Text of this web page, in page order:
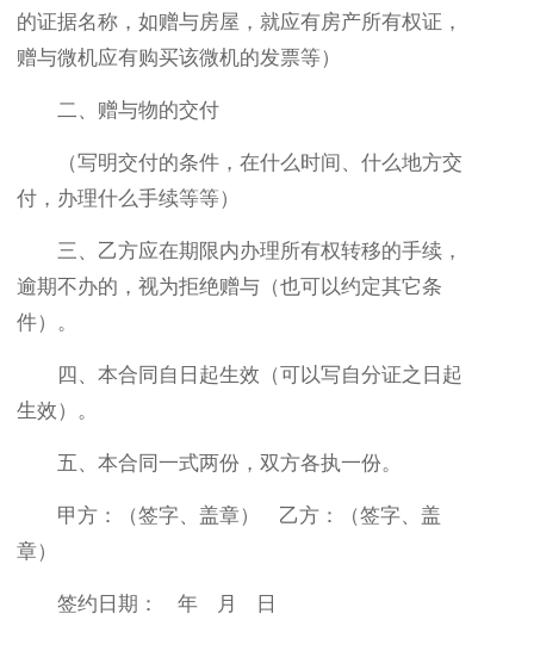
的证据名称，如赠与房屋，就应有房产所有权证，
赠与微机应有购买该微机的发票等）
二、赠与物的交付
（写明交付的条件，在什么时间、什么地方交
付，办理什么手续等等）
三、乙方应在期限内办理所有权转移的手续，
逾期不办的，视为拒绝赠与（也可以约定其它条
件）。
四、本合同自日起生效（可以写自分证之日起
生效）。
五、本合同一式两份，双方各执一份。
甲方：（签字、盖章） 乙方：（签字、盖
章）
签约日期： 年 月 日